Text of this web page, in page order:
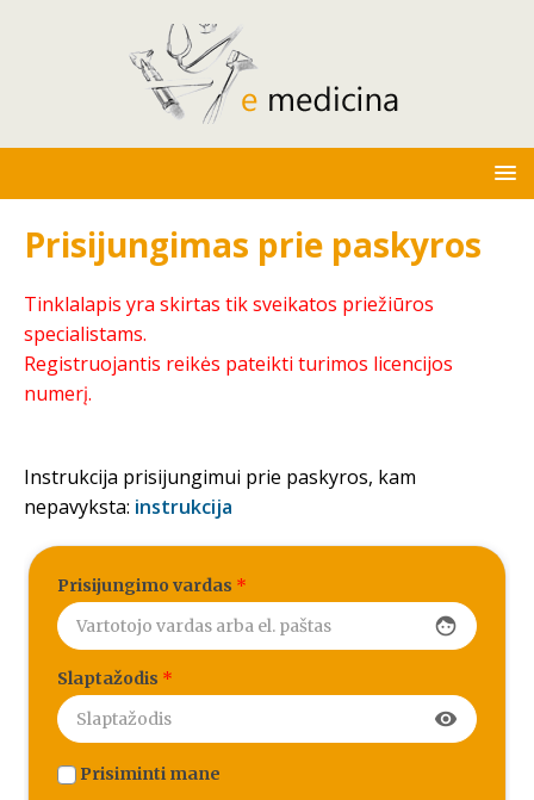
Prisijungimas prie paskyros
Tinklalapis yra skirtas tik sveikatos priežiūros
specialistams.
Registruojantis reikės pateikti turimos licencijos
numerį.
Instrukcija prisijungimui prie paskyros, kam
nepavyksta: instrukcija
Prisijungimo vardas *
face
Slaptažodis *
visibility
Prisiminti mane